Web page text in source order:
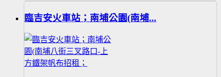
臨吉安火車站；南埔公園(南埔...